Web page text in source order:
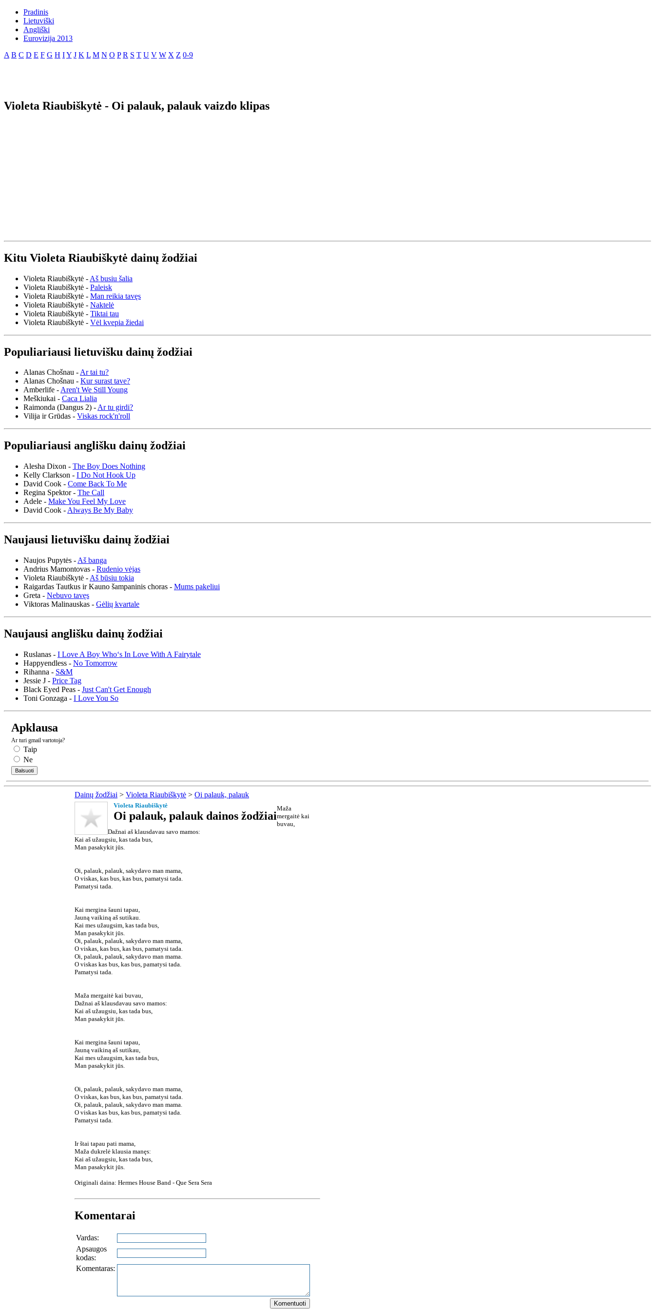
Pradinis
Lietuviški
Angliški
Eurovizija 2013
A B C D E F G H IY J K L M N O P R S T U V W X Z 0-9
Violeta Riaubiškytė - Oi palauk, palauk vaizdo klipas
Kitu Violeta Riaubiškytė dainų žodžiai
Violeta Riaubiškytė - Aš busiu šalia
Violeta Riaubiškytė - Paleisk
Violeta Riaubiškytė - Man reikia tavęs
Violeta Riaubiškytė - Naktelė
Violeta Riaubiškytė - Tiktai tau
Violeta Riaubiškytė - Vėl kvepia žiedai
Populiariausi lietuvišku dainų žodžiai
Alanas Chošnau -Ar tai tu?
Alanas Chošnau - Kur surast tave?
Amberlife -Aren't We Still Young
Meškiukai - Caca Lialia
Raimonda (Dangus 2) -Ar tu girdi?
Vilija ir Grūdas - Viskas rock'n'roll
Populiariausi anglišku dainų žodžiai
Alesha Dixon - The Boy Does Nothing
Kelly Clarkson - I Do Not Hook Up
David Cook - Come Back To Me
Regina Spektor - The Call
Adele - Make You Feel My Love
David Cook - Always Be My Baby
Naujausi lietuvišku dainų žodžiai
Naujos Pupytės - Aš banga
Andrius Mamontovas - Rudenio vėjas
Violeta Riaubiškytė - Aš būsiu tokia
Raigardas Tautkus ir Kauno šampaninis choras - Mums pakeliui
Greta - Nebuvo tavęs
Viktoras Malinauskas - Gėlių kvartale
Naujausi anglišku dainų žodžiai
Ruslanas - I Love A Boy Who‘s In Love With A Fairytale
Happyendless - No Tomorrow
Rihanna - S&M
Jessie J - Price Tag
Black Eyed Peas - Just Can't Get Enough
Toni Gonzaga - I Love You So
Apklausa
Ar turi gmail vartotoja?
Taip
Ne
Dainų žodžiai > Violeta Riaubiškytė > Oi palauk, palauk
Violeta Riaubiškytė
Oi palauk, palauk dainos žodžiai
Maža
mergaitė kai
buvau,
Dažnai aš klausdavau savo mamos:
Kai aš užaugsiu, kas tada bus,
Man pasakykit jūs.
Oi, palauk, palauk, sakydavo man mama,
O viskas, kas bus, kas bus, pamatysi tada.
Pamatysi tada.
Kai mergina šauni tapau,
Jauną vaikiną aš sutikau.
Kai mes užaugsim, kas tada bus,
Man pasakykit jūs.
Oi, palauk, palauk, sakydavo man mama,
O viskas, kas bus, kas bus, pamatysi tada.
Oi, palauk, palauk, sakydavo man mama.
O viskas kas bus, kas bus, pamatysi tada.
Pamatysi tada.
Maža mergaitė kai buvau,
Dažnai aš klausdavau savo mamos:
Kai aš užaugsiu, kas tada bus,
Man pasakykit jūs.
Kai mergina šauni tapau,
Jauną vaikiną aš sutikau,
Kai mes užaugsim, kas tada bus,
Man pasakykit jūs.
Oi, palauk, palauk, sakydavo man mama,
O viskas, kas bus, kas bus, pamatysi tada.
Oi, palauk, palauk, sakydavo man mama.
O viskas kas bus, kas bus, pamatysi tada.
Pamatysi tada.
Ir štai tapau pati mama,
Maža dukrelė klausia manęs:
Kai aš užaugsiu, kas tada bus,
Man pasakykit jūs.
Originali daina: Hermes House Band - Que Sera Sera
Komentarai
Vardas:
Apsaugos
kodas:
Komentaras: